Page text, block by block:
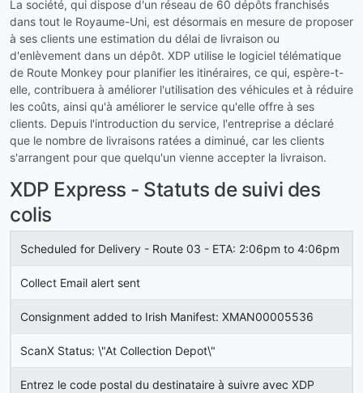
La société, qui dispose d'un réseau de 60 dépôts franchisés
dans tout le Royaume-Uni, est désormais en mesure de proposer
à ses clients une estimation du délai de livraison ou
d'enlèvement dans un dépôt. XDP utilise le logiciel télématique
de Route Monkey pour planifier les itinéraires, ce qui, espère-t-
elle, contribuera à améliorer l'utilisation des véhicules et à réduire
les coûts, ainsi qu'à améliorer le service qu'elle offre à ses
clients. Depuis l'introduction du service, l'entreprise a déclaré
que le nombre de livraisons ratées a diminué, car les clients
s'arrangent pour que quelqu'un vienne accepter la livraison.
XDP Express - Statuts de suivi des
colis
Scheduled for Delivery - Route 03 - ETA: 2:06pm to 4:06pm
Collect Email alert sent
Consignment added to Irish Manifest: XMAN00005536
ScanX Status: \"At Collection Depot\"
Entrez le code postal du destinataire à suivre avec XDP